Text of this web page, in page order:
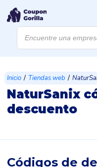
Búsqueda
productos
Inicio / Tiendas web /
NaturSanix
descuento
Códigos de